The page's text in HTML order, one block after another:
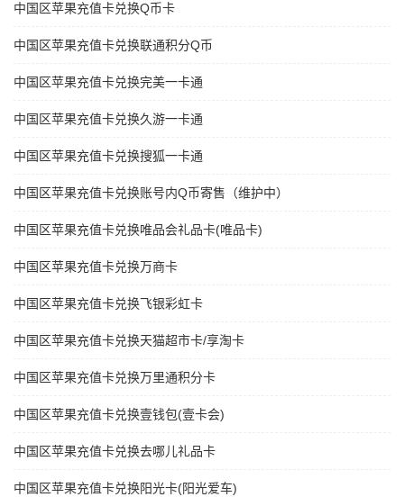
中国区苹果充值卡兑换Q币卡
中国区苹果充值卡兑换联通积分Q币
中国区苹果充值卡兑换完美一卡通
中国区苹果充值卡兑换久游一卡通
中国区苹果充值卡兑换搜狐一卡通
中国区苹果充值卡兑换账号内Q币寄售（维护中）
中国区苹果充值卡兑换唯品会礼品卡(唯品卡)
中国区苹果充值卡兑换万商卡
中国区苹果充值卡兑换飞银彩虹卡
中国区苹果充值卡兑换天猫超市卡/享淘卡
中国区苹果充值卡兑换万里通积分卡
中国区苹果充值卡兑换壹钱包(壹卡会)
中国区苹果充值卡兑换去哪儿礼品卡
中国区苹果充值卡兑换阳光卡(阳光爱车)